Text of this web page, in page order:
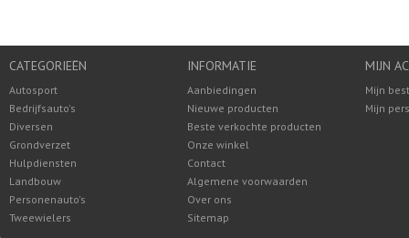
CATEGORIEËN
Autosport
Bedrijfsauto's
Diversen
Grondverzet
Hulpdiensten
Landbouw
Personenauto's
Tweewielers
INFORMATIE
Aanbiedingen
Nieuwe producten
Beste verkochte producten
Onze winkel
Contact
Algemene voorwaarden
Over ons
Sitemap
MIJN
Mijn
Mijn